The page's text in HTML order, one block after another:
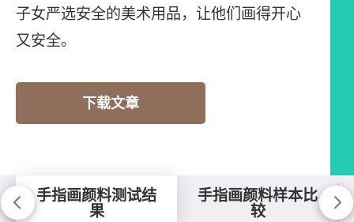
子女严选安全的美术用品，让他们画得开心
又安全。
下载文章
手指画颜料测试结
果
手指画颜料样本比
较